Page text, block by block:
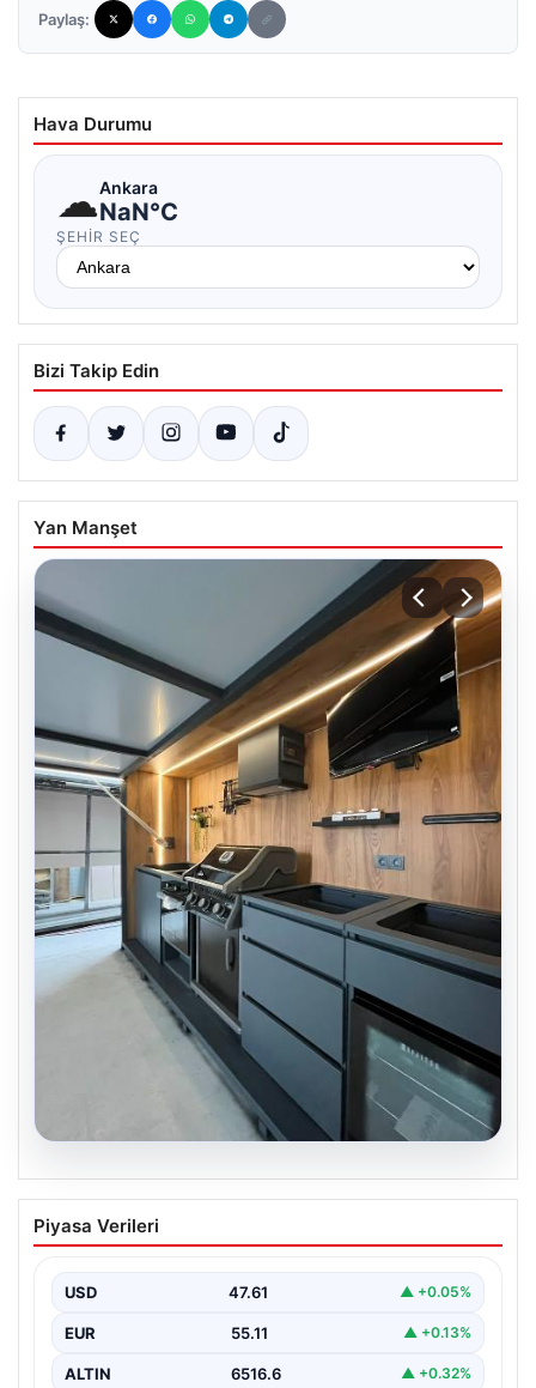
Paylaş:
Hava Durumu
☁Ankara
NaN°C
ŞEHIR SEÇ
Bizi Takip Edin
Yan Manşet
Açık Hava Yaşam alanlarında Konfor ve
bahçe mutfağı Çözümleri
popüler köşelerinden biri haline gelmiştir. Doğayla
bütünleşik…
Piyasa Verileri
USD 47.61 ▲ +0.05%
EUR 55.11 ▲ +0.13%
ALTIN 6516.6 ▲ +0.32%